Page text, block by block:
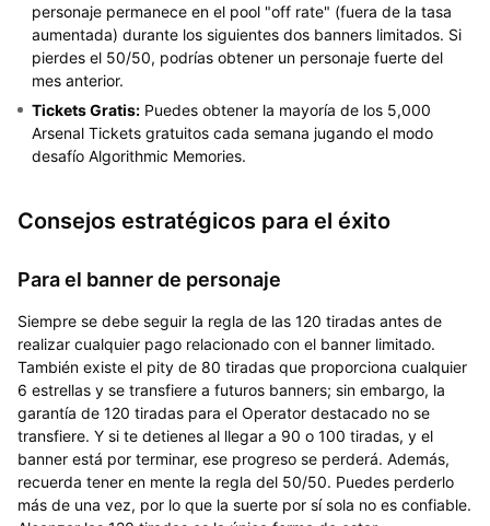
personaje permanece en el pool "off rate" (fuera de la tasa
aumentada) durante los siguientes dos banners limitados. Si
pierdes el 50/50, podrías obtener un personaje fuerte del
mes anterior.
Tickets Gratis:Puedes obtener la mayoría de los 5,000
Arsenal Tickets gratuitos cada semana jugando el modo
desafío Algorithmic Memories.
Consejos estratégicos para el éxito
Para el banner de personaje
Siempre se debe seguir la regla de las 120 tiradas antes de
realizar cualquier pago relacionado con el banner limitado.
También existe el pity de 80 tiradas que proporciona cualquier
6 estrellas y se transfiere a futuros banners; sin embargo, la
garantía de 120 tiradas para el Operator destacado no se
transfiere. Y si te detienes al llegar a 90 o 100 tiradas, y el
banner está por terminar, ese progreso se perderá. Además,
recuerda tener en mente la regla del 50/50. Puedes perderlo
más de una vez, por lo que la suerte por sí sola no es confiable.